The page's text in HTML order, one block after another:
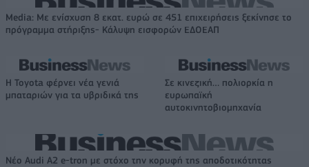
Media: Με ενίσχυση 8 εκατ. ευρώ σε 451 επιχειρήσεις ξεκίνησε το
πρόγραμμα στήριξης- Κάλυψη εισφορών ΕΔΟΕΑΠ
Η Toyota φέρνει νέα γενιά
μπαταριών για τα υβριδικά της
Σε κινεζική… πολιορκία η
ευρωπαϊκή
αυτοκινητοβιομηχανία
Νέο Audi A2 e-tron με στόχο την κορυφή της αποδοτικότητας